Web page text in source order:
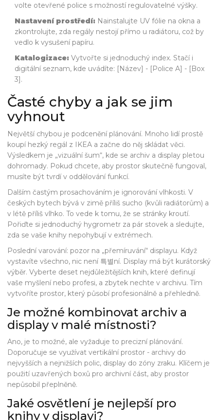
volte otevřené police s možností regulovatelné výšky.
Nastavení prostředí: Nainstalujte UV fólie na okna a
zkontrolujte, zda regály nestojí přímo u radiátoru, což by
vedlo k vysušení papíru.
Katalogizace: Vytvořte si jednoduchý index. Stačí i
digitální seznam, kde uvádíte: [Název] - [Police A] - [Box
3].
Časté chyby a jak se jim
vyhnout
Největší chybou je podcenění plánování. Mnoho lidí prostě
koupí hezký regál z IKEA a začne do něj skládat věci.
Výsledkem je „vizuální šum“, kde se archiv a display pletou
dohromady. Pokud chcete, aby prostor skutečně fungoval,
musíte být tvrdí v oddělování funkcí.
Dalším častým prosachováním je ignorování vlhkosti. V
českých bytech bývá v zimě příliš sucho (kvůli radiátorům) a
v létě příliš vlhko. To vede k tomu, že se stránky kroutí.
Pořiďte si jednoduchý hygrometr za pár stovek a sledujte,
zda se vaše knihy nepohybují v extrémech.
Poslední varování: pozor na „přemíruvání“ displayu. Když
vystavíte všechno, nic není 특별ní. Display má být kurátorský
výběr. Vyberte deset nejdůležitějších knih, které definují
vaše myšlení nebo profesi, a zbytek nechte v archivu. Tím
vytvoříte prostor, který působí profesionálně a přehledně.
Je možné kombinovat archiv a
display v malé místnosti?
Ano, je to možné, ale vyžaduje to precizní plánování.
Doporučuje se využívat vertikální prostor - archivy do
nejvyšších a nejnižších polic, display do zóny zraku. Klíčem je
použití uzavřených boxů pro archivní část, aby prostor
nepůsobil přeplněně.
Jaké osvětlení je nejlepší pro
knihy v displayi?